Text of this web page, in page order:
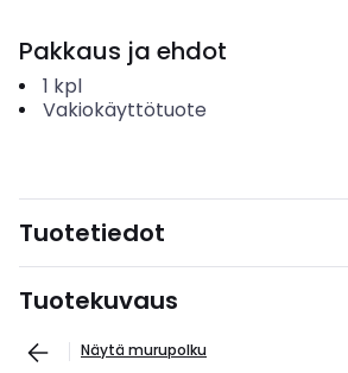
Pakkaus ja ehdot
1 kpl
Vakiokäyttötuote
Tuotetiedot
Tuotekuvaus
Näytä murupolku